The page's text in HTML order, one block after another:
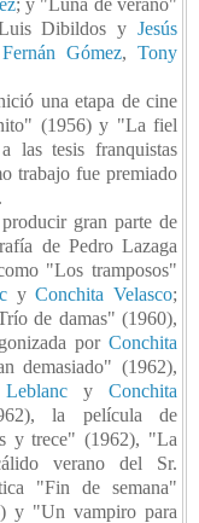
Dibildos y Jesús
Gómez, Tony
una etapa de cine
(1956) y "La fiel
las tesis franquistas
trabajo fue premiado
gran parte de
de Pedro Lazaga
"Los tramposos"
yConchita Velasco;
de damas" (1960),
por Conchita
demasiado" (1962),
yConchita
la película de
y trece" (1962), "La
verano del Sr.
"Fin de semana"
y "Un vampiro para